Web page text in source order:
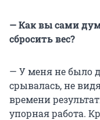
— Как вы сами
сбросить вес?
— У меня не было
срывалась, не
времени
упорная работа.